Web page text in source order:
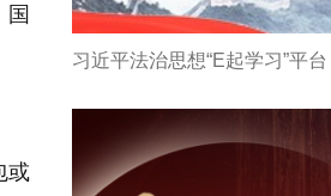
国
或
习近平法治思想“E起学习”平台